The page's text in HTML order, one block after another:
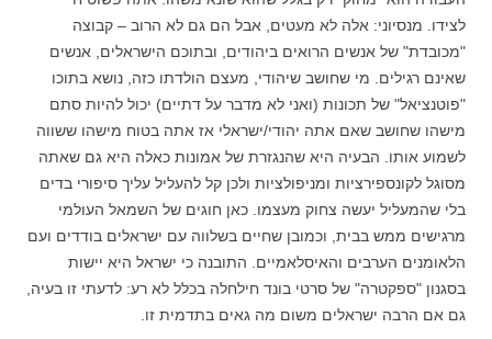
לצידו. מנסיוני: אלה לא מעטים, אבל הם גם לא הרוב – קבוצה
"מכובדת" של אנשים הרואים ביהודים, ובתוכם הישראלים, אנשים
שאינם רגילים. מי שחושב שיהודי, מעצם הולדתו כזה, נושא בתוכו
"פוטנציאל" של תכונות (ואני לא מדבר על דתיים) יכול להיות סתם
מישהו שחושב שאם אתה יהודי/ישראלי אז אתה בטוח מישהו ששווה
לשמוע אותו. הבעיה היא שהנגזרת של אמונות כאלה היא גם שאתה
מסוגל לקונספירציות ומניפולציות ולכן קל להעליל עליך סיפורי בדים
בלי שהמעליל יעשה צחוק מעצמו. כאן חוגים של השמאל העולמי
מרגישים ממש בבית, וכמובן שחיים בשלווה עם ישראלים בודדים ועם
הלאומנים הערבים והאיסלאמיים. התובנה כי ישראל היא יישות
בסגנון "ספקטרה" של סרטי בונד חילחלה בכלל לא רע: לדעתי זו בעיה,
גם אם הרבה ישראלים משום מה גאים בתדמית זו.